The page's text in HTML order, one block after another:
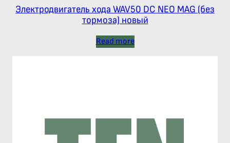
Электродвигатель хода WAV50 DC NEO MAG (без
тормоза) новый
Read more